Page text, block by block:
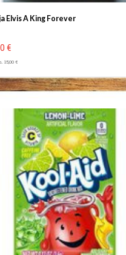
Elvis A King Forever
€
15,00 €